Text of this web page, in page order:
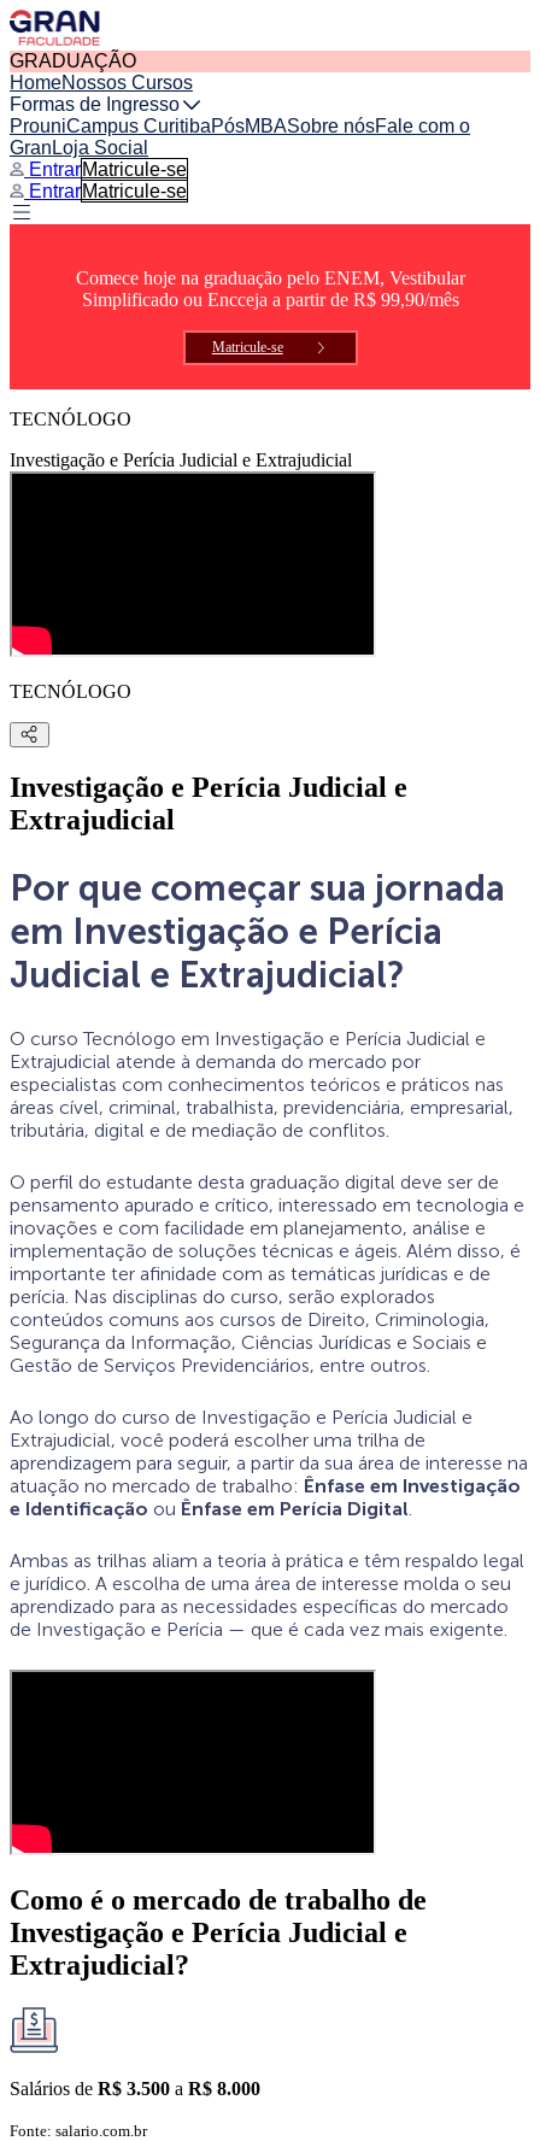
GRADUAÇÃO
HomeNossos Cursos
Formas de Ingresso
ProuniCampus CuritibaPósMBASobre nósFale com o
Gran Loja Social
EntrarMatricule-se
EntrarMatricule-se
Comece hoje na graduação pelo ENEM, Vestibular
Simplificado ou Encceja a partir de R$ 99,90/mês
Matricule-se
TECNÓLOGO
Investigação e Perícia Judicial e Extrajudicial
TECNÓLOGO
Investigação e Perícia Judicial e
Extrajudicial
Por que começar sua jornada
em Investigação e Perícia
Judicial e Extrajudicial?
O curso Tecnólogo em Investigação e Perícia Judicial e
Extrajudicial atende à demanda do mercado por
especialistas com conhecimentos teóricos e práticos nas
áreas cível, criminal, trabalhista, previdenciária, empresarial,
tributária, digital e de mediação de conflitos.
O perfil do estudante desta graduação digital deve ser de
pensamento apurado e crítico, interessado em tecnologia e
inovações e com facilidade em planejamento, análise e
implementação de soluções técnicas e ágeis. Além disso, é
importante ter afinidade com as temáticas jurídicas e de
perícia. Nas disciplinas do curso, serão explorados
conteúdos comuns aos cursos de Direito, Criminologia,
Segurança da Informação, Ciências Jurídicas e Sociais e
Gestão de Serviços Previdenciários, entre outros.
Ao longo do curso de Investigação e Perícia Judicial e
Extrajudicial, você poderá escolher uma trilha de
aprendizagem para seguir, a partir da sua área de interesse na
atuação no mercado de trabalho: Ênfase em Investigação
e Identificação ou Ênfase em Perícia Digital
Ambas as trilhas aliam a teoria à prática e têm respaldo legal
e jurídico. A escolha de uma área de interesse molda o seu
aprendizado para as necessidades específicas do mercado
de Investigação e Perícia — que é cada vez mais exigente.
Como é o mercado de trabalho de
Investigação e Perícia Judicial e
Extrajudicial?
Salários de R$ 3.500 a R$ 8.000
Fonte: salario.com.br